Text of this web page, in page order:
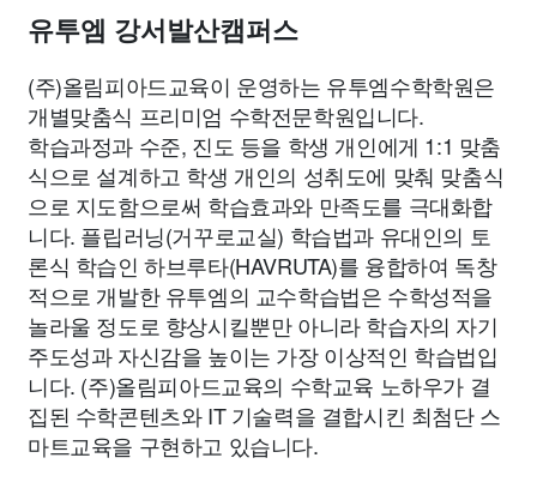
유투엠 강서발산캠퍼스
(주)올림피아드교육이 운영하는 유투엠수학학원은
개별맞춤식 프리미엄 수학전문학원입니다.
학습과정과 수준, 진도 등을 학생 개인에게 1:1 맞춤
식으로 설계하고 학생 개인의 성취도에 맞춰 맞춤식
으로 지도함으로써 학습효과와 만족도를 극대화합
니다. 플립러닝(거꾸로교실) 학습법과 유대인의 토
론식 학습인 하브루타(HAVRUTA)를 융합하여 독창
적으로 개발한 유투엠의 교수학습법은 수학성적을
놀라울 정도로 향상시킬뿐만 아니라 학습자의 자기
주도성과 자신감을 높이는 가장 이상적인 학습법입
니다. (주)올림피아드교육의 수학교육 노하우가 결
집된 수학콘텐츠와 IT 기술력을 결합시킨 최첨단 스
마트교육을 구현하고 있습니다.